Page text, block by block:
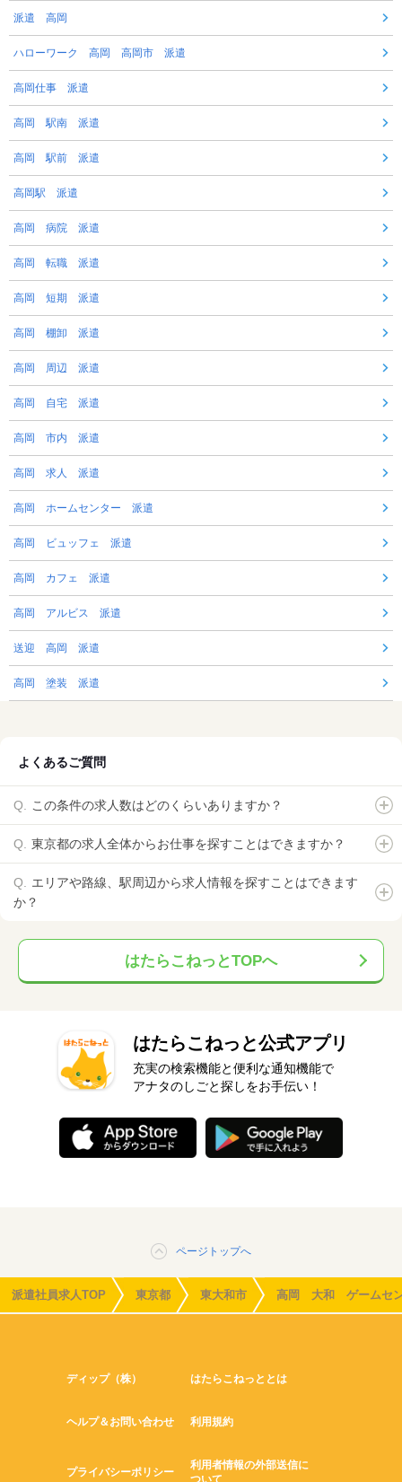
派遣 高岡
ハローワーク 高岡 高岡市 派遣
高岡仕事 派遣
高岡 駅南 派遣
高岡 駅前 派遣
高岡駅 派遣
高岡 病院 派遣
高岡 転職 派遣
高岡 短期 派遣
高岡 棚卸 派遣
高岡 周辺 派遣
高岡 自宅 派遣
高岡 市内 派遣
高岡 求人 派遣
高岡 ホームセンター 派遣
高岡 ビュッフェ 派遣
高岡 カフェ 派遣
高岡 アルビス 派遣
送迎 高岡 派遣
高岡 塗装 派遣
よくあるご質問
この条件の求人数はどのくらいありますか？
東京都の求人全体からお仕事を探すことはできますか？
エリアや路線、駅周辺から求人情報を探すことはできます
か？
はたらこねっとTOPへ
はたらこねっと公式アプリ
充実の検索機能と便利な通知機能で
アナタのしごと探しをお手伝い！
ページトップへ
派遣社員求人TOP 東京都 東大和市 高岡 大和 ゲームセ
ディップ（株） はたらこねっととは
ヘルプ＆お問い合わせ 利用規約
プライバシーポリシー
利用者情報の外部送信に
ついて